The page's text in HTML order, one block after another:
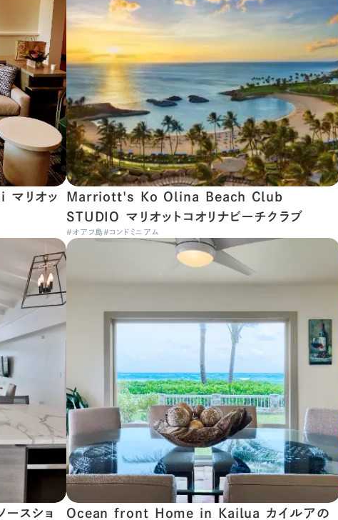
リオッ
Marriott's Ko Olina Beach Club
STUDIO マリオットコオリナビーチクラブ
#オアフ島#コンドミニアム
スショ
Ocean front Home in Kailua カイルアの